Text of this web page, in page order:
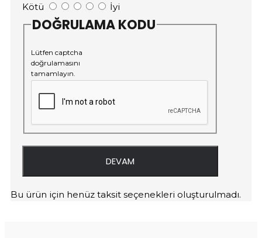
Kötü İyi
DOĞRULAMA KODU
Lütfen captcha
doğrulamasını
tamamlayın.
DEVAM
Bu ürün için henüz taksit seçenekleri oluşturulmadı.